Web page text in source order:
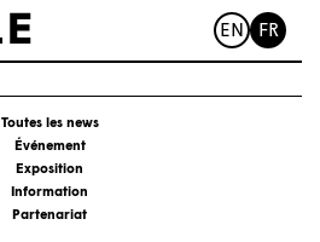
EN FR
Toutes les news
Événement
Exposition
Information
Partenariat